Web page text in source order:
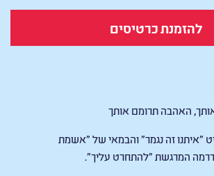
להזמנת כרטיסים
האהבה תרומם אותך
"איתנו זה נגמר" והבמאי של "אשמת
המרגשת "להתחרט עליך".